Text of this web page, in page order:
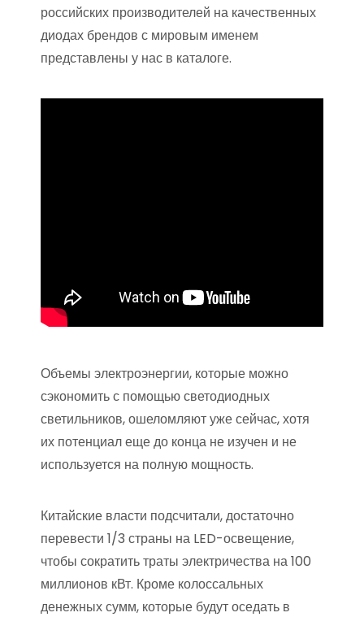
российских производителей на качественных
диодах брендов с мировым именем
представлены у нас в каталоге.
Объемы электроэнергии, которые можно
сэкономить с помощью светодиодных
светильников, ошеломляют уже сейчас, хотя
их потенциал еще до конца не изучен и не
используется на полную мощность.
Китайские власти подсчитали, достаточно
перевести 1/3 страны на LED-освещение,
чтобы сократить траты электричества на 100
миллионов кВт. Кроме колоссальных
денежных сумм, которые будут оседать в